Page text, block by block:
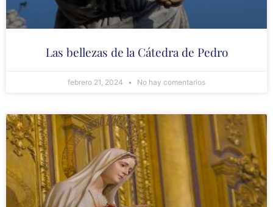
Las bellezas de la Cátedra de Pedro
febrero 21, 2024 No hay comentarios